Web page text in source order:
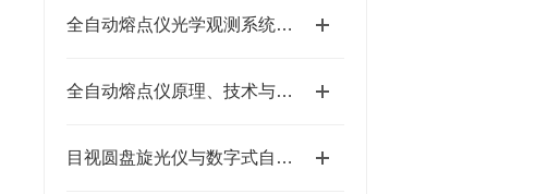
全自动熔点仪光学观测系统差异与选择指南
全自动熔点仪原理、技术与应用全景解析
目视圆盘旋光仪与数字式自动旋光仪的对比分析